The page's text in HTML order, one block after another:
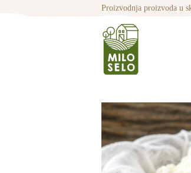
Proizvodnja proizvoda u